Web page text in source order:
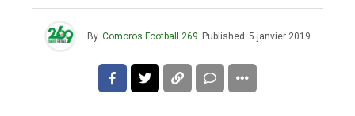
By Comoros Football 269 Published 5 janvier 2019